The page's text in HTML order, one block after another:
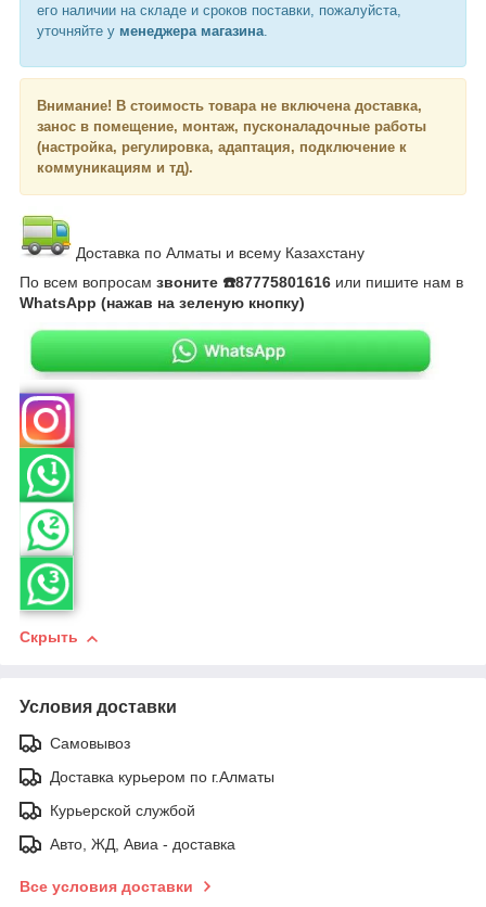
его наличии на складе и сроков поставки, пожалуйста,
уточняйте у менеджера магазина.
Внимание! В стоимость товара не включена доставка,
занос в помещение, монтаж, пусконаладочные работы
(настройка, регулировка, адаптация, подключение к
коммуникациям и тд).
Доставка по Алматы и всему Казахстану
По всем вопросам звоните ☎️87775801616 или пишите нам в
WhatsApp (нажав на зеленую кнопку)
Скрыть
Условия доставки
Самовывоз
Доставка курьером по г.Алматы
Курьерской службой
Авто, ЖД, Авиа - доставка
Все условия доставки